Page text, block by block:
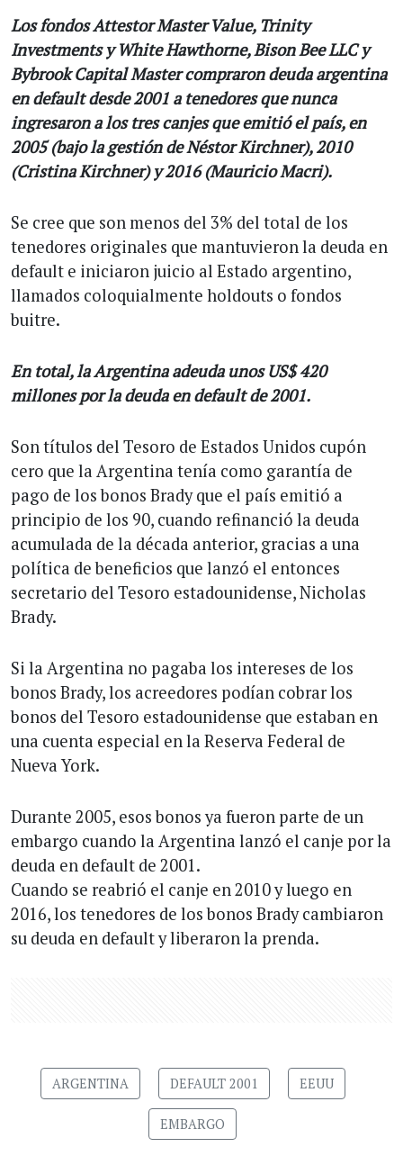
Los fondos Attestor Master Value, Trinity
Investments y White Hawthorne, Bison Bee LLC y
Bybrook Capital Master compraron deuda argentina
en default desde 2001 a tenedores que nunca
ingresaron a los tres canjes que emitió el país, en
2005 (bajo la gestión de Néstor Kirchner), 2010
(Cristina Kirchner) y 2016 (Mauricio Macri).
Se cree que son menos del 3% del total de los
tenedores originales que mantuvieron la deuda en
default e iniciaron juicio al Estado argentino,
llamados coloquialmente holdouts o fondos
buitre.
En total, la Argentina adeuda unos US$ 420
millones por la deuda en default de 2001.
Son títulos del Tesoro de Estados Unidos cupón
cero que la Argentina tenía como garantía de
pago de los bonos Brady que el país emitió a
principio de los 90, cuando refinanció la deuda
acumulada de la década anterior, gracias a una
política de beneficios que lanzó el entonces
secretario del Tesoro estadounidense, Nicholas
Brady.
Si la Argentina no pagaba los intereses de los
bonos Brady, los acreedores podían cobrar los
bonos del Tesoro estadounidense que estaban en
una cuenta especial en la Reserva Federal de
Nueva York.
Durante 2005, esos bonos ya fueron parte de un
embargo cuando la Argentina lanzó el canje por la
deuda en default de 2001.
Cuando se reabrió el canje en 2010 y luego en
2016, los tenedores de los bonos Brady cambiaron
su deuda en default y liberaron la prenda.
ARGENTINA DEFAULT 2001 EEUU
EMBARGO